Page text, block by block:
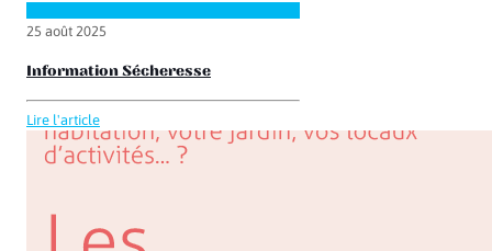
25 août 2025
Information Sécheresse
Lire l'article